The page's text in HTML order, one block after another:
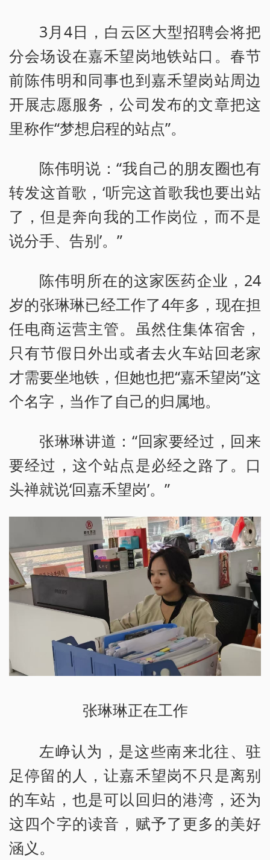
3月4日，白云区大型招聘会将把
分会场设在嘉禾望岗地铁站口。春节
前陈伟明和同事也到嘉禾望岗站周边
开展志愿服务，公司发布的文章把这
里称作“梦想启程的站点”。
陈伟明说：“我自己的朋友圈也有
转发这首歌，‘听完这首歌我也要出站
了，但是奔向我的工作岗位，而不是
说分手、告别’。”
陈伟明所在的这家医药企业，24
岁的张琳琳已经工作了4年多，现在担
任电商运营主管。虽然住集体宿舍，
只有节假日外出或者去火车站回老家
才需要坐地铁，但她也把“嘉禾望岗”这
个名字，当作了自己的归属地。
张琳琳讲道：“回家要经过，回来
要经过，这个站点是必经之路了。口
头禅就说‘回嘉禾望岗’。”
张琳琳正在工作
左峥认为，是这些南来北往、驻
足停留的人，让嘉禾望岗不只是离别
的车站，也是可以回归的港湾，还为
这四个字的读音，赋予了更多的美好
涵义。